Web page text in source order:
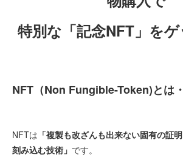
特別な「記念NFT」を
NFT（Non Fungible-Token)とは
NFTは 「複製も改ざんも出来ない固有の証
刻み込む技術」 です。